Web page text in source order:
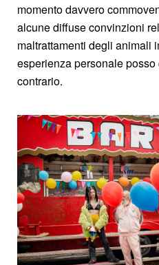
momento davvero
alcune diffuse convinzioni
maltrattamenti degli animali
esperienza personale posso
contrario.